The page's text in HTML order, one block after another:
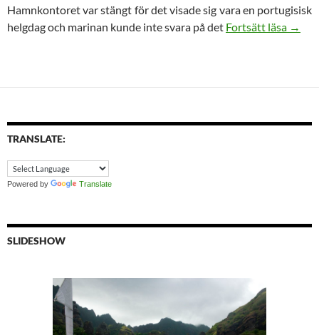
Hamnkontoret var stängt för det visade sig vara en portugisisk
helgdag och marinan kunde inte svara på det Fortsätt läsa →
TRANSLATE:
Powered by Translate
SLIDESHOW